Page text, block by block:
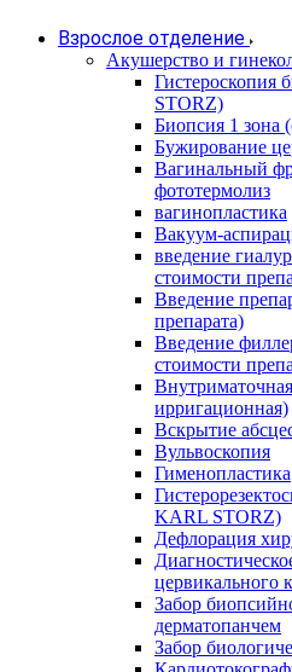
Взрослое отделение
Акушерство и
Гистероскопия
STORZ)
Биопсия 1 зона
Бужирование
Вагинальный
фототермолиз
вагинопластика
Вакуум-
введение
стоимости
Введение
препарата)
Введение
стоимости
ирригационная)
Вскрытие
Вульвоскопия
Гименопластика
KARL STORZ)
Дефлорация
цервикального
Забор
дерматопанчем
Забор